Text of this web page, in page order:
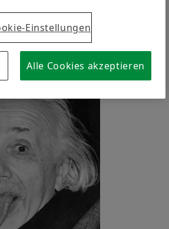
Einstellungen
Alle Cookies akzeptieren